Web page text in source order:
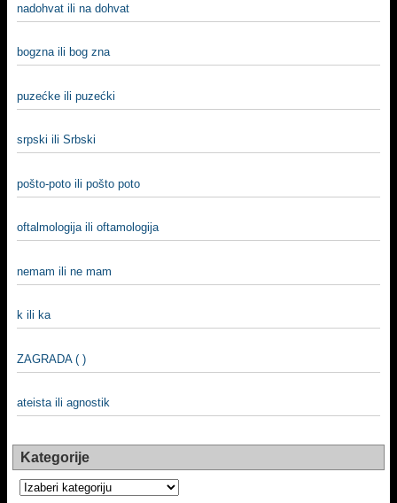
nadohvat ili na dohvat
bogzna ili bog zna
puzećke ili puzećki
srpski ili Srbski
pošto-poto ili pošto poto
oftalmologija ili oftamologija
nemam ili ne mam
k ili ka
ZAGRADA ( )
ateista ili agnostik
Kategorije
Kategorije